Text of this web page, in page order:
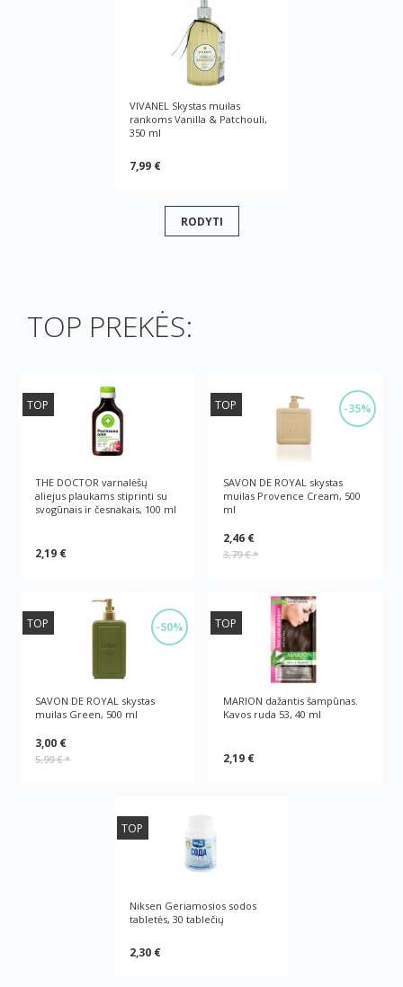
VIVANEL Skystas muilas
rankoms Vanilla & Patchouli,
350 ml
7,99 €
RODYTI
TOP PREKĖS:
TOP
THE DOCTOR varnalėšų
aliejus plaukams stiprinti su
svogūnais ir česnakais, 100 ml
2,19 €
-35%
TOP
SAVON DE ROYAL skystas
muilas Provence Cream, 500
ml
2,46 €
3,79 €*
-50%
TOP
SAVON DE ROYAL skystas
muilas Green, 500 ml
3,00 €
5,99 €*
TOP
MARION dažantis šampūnas.
Kavos ruda 53, 40 ml
2,19 €
TOP
Niksen Geriamosios sodos
tabletės, 30 tablečių
2,30 €